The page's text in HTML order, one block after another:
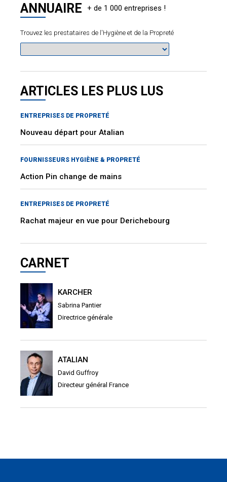
ANNUAIRE
Trouvez les prestataires de l'Hygiène et de la Propreté
ARTICLES LES PLUS LUS
ENTREPRISES DE PROPRETÉ
Nouveau départ pour Atalian
FOURNISSEURS HYGIÈNE & PROPRETÉ
Action Pin change de mains
ENTREPRISES DE PROPRETÉ
Rachat majeur en vue pour Derichebourg
CARNET
KARCHER
Sabrina Pantier
Directrice générale
ATALIAN
David Guffroy
Directeur général France